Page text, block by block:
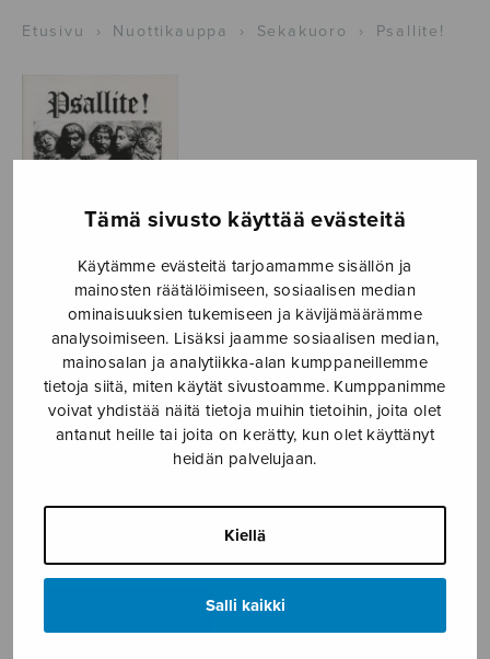
Tämä sivusto käyttää evästeitä
Käytämme evästeitä tarjoamamme sisällön ja
mainosten räätälöimiseen, sosiaalisen median
ominaisuuksien tukemiseen ja kävijämäärämme
analysoimiseen. Lisäksi jaamme sosiaalisen median,
mainosalan ja analytiikka-alan kumppaneillemme
tietoja siitä, miten käytät sivustoamme. Kumppanimme
voivat yhdistää näitä tietoja muihin tietoihin, joita olet
antanut heille tai joita on kerätty, kun olet käyttänyt
heidän palvelujaan.
Kiellä
Salli kaikki
Etusivu › Nuottikauppa › Sekakuoro › Psallite!
Psallite!
Piae Cantiones
11,35€
arr. Jan Åke Hillerud
Psallite!
määrä